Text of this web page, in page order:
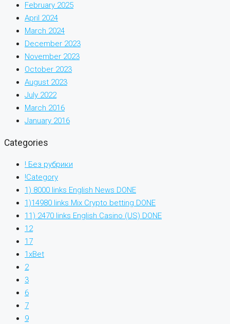
February 2025
April 2024
March 2024
December 2023
November 2023
October 2023
August 2023
July 2022
March 2016
January 2016
Categories
! Без рубрики
!Category
1) 8000 links English News DONE
1)14980 links Mix Crypto betting DONE
11) 2470 links English Casino (US) DONE
12
17
1xBet
2
3
6
7
9